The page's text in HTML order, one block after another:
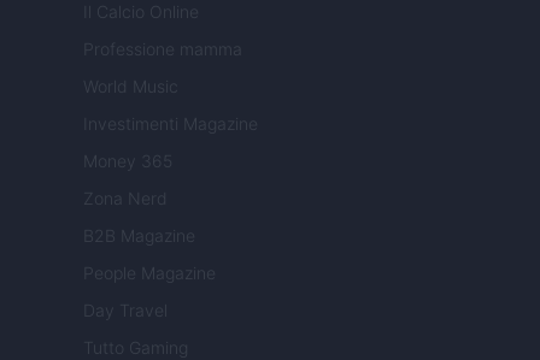
Il Calcio Online
Professione mamma
World Music
Investimenti Magazine
Money 365
Zona Nerd
B2B Magazine
People Magazine
Day Travel
Tutto Gaming